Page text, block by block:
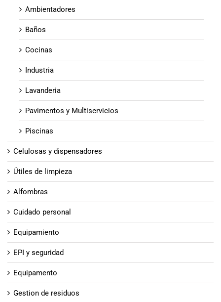
Ambientadores
Baños
Cocinas
Industria
Lavanderia
Pavimentos y Multiservicios
Piscinas
Celulosas y dispensadores
Útiles de limpieza
Alfombras
Cuidado personal
Equipamiento
EPI y seguridad
Equipamento
Gestion de residuos